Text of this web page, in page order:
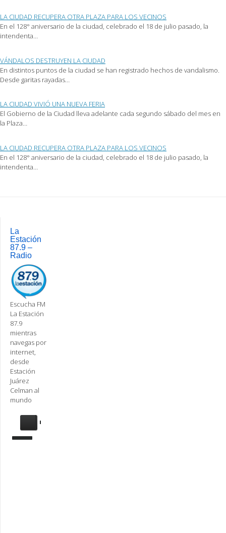
amigo
(Se
abre
en
una
ventana
nueva)
una
ventana
nueva)
LA CIUDAD RECUPERA OTRA PLAZA PARA LOS VECINOS
En el 128° aniversario de la ciudad, celebrado el 18 de julio pasado, la
intendenta…
VÁNDALOS DESTRUYEN LA CIUDAD
En distintos puntos de la ciudad se han registrado hechos de vandalismo.
Desde garitas rayadas…
LA CIUDAD VIVIÓ UNA NUEVA FERIA
El Gobierno de la Ciudad lleva adelante cada segundo sábado del mes en
la Plaza…
LA CIUDAD RECUPERA OTRA PLAZA PARA LOS VECINOS
En el 128° aniversario de la ciudad, celebrado el 18 de julio pasado, la
intendenta…
navigation
La
Estación
87.9 –
Radio
Escucha FM
La Estación
87.9
mientras
navegas por
internet,
desde
Estación
Juárez
Celman al
mundo